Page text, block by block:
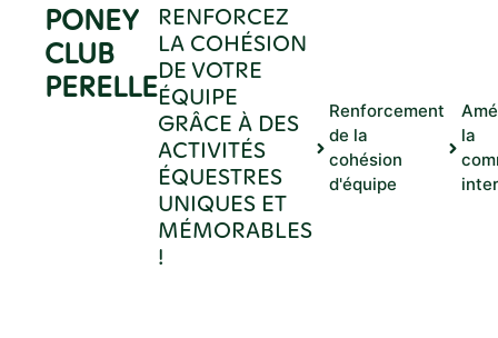
PONEY
CLUB
PERELLE
RENFORCEZ
LA COHÉSION
DE VOTRE
ÉQUIPE
GRÂCE À DES
ACTIVITÉS
ÉQUESTRES
UNIQUES ET
MÉMORABLES
!
Renforcement
de la
cohésion
d'équipe
la